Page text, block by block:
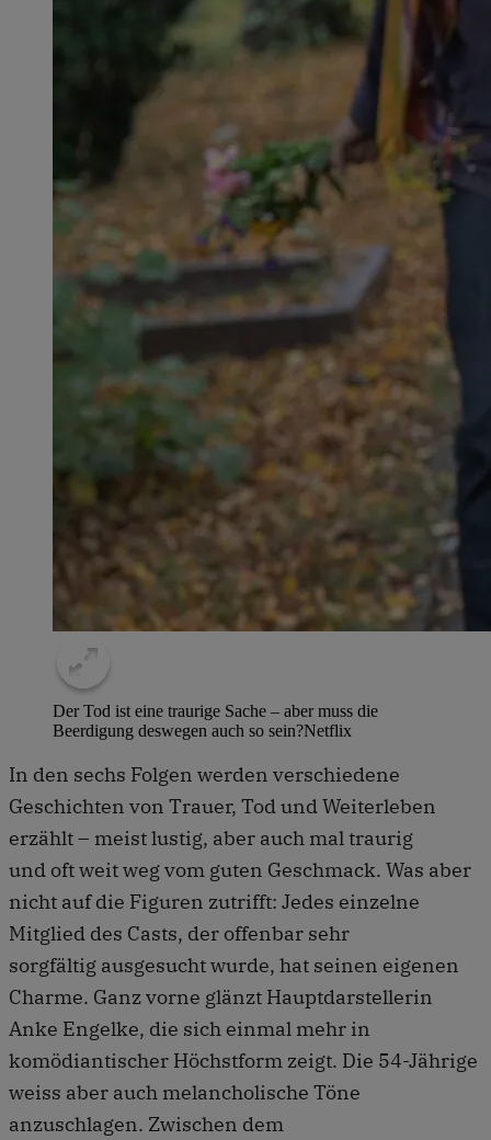
Der Tod ist eine traurige Sache – aber muss die
Beerdigung deswegen auch so sein?Netflix
In den sechs Folgen werden verschiedene
Geschichten von Trauer, Tod und Weiterleben
erzählt – meist lustig, aber auch mal traurig
und oft weit weg vom guten Geschmack. Was aber
nicht auf die Figuren zutrifft: Jedes einzelne
Mitglied des Casts, der offenbar sehr
sorgfältig ausgesucht wurde, hat seinen eigenen
Charme. Ganz vorne glänzt Hauptdarstellerin
Anke Engelke, die sich einmal mehr in
komödiantischer Höchstform zeigt. Die 54-Jährige
weiss aber auch melancholische Töne
anzuschlagen. Zwischen dem